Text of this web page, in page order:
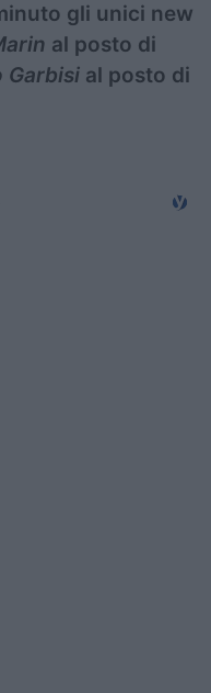
gli unici new
al posto di
Garbisi al posto di